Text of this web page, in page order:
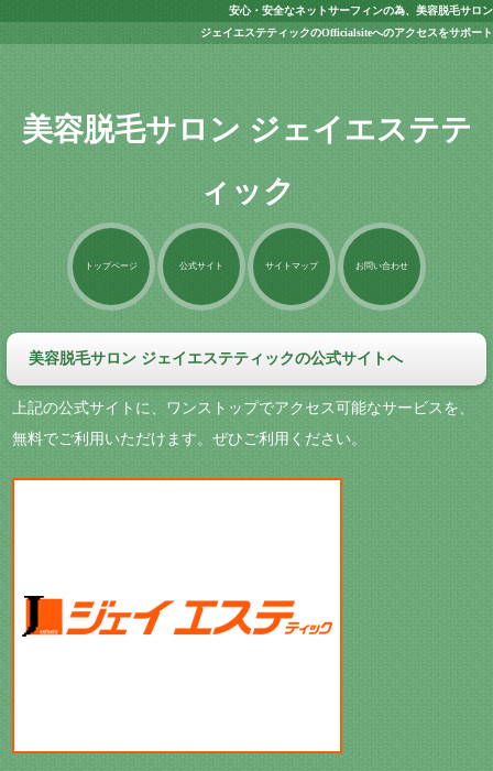
安心・安全なネットサーフィンの為、美容脱毛サロン
ジェイエステティックのOfficialsiteへのアクセスをサポート
美容脱毛サロン ジェイエステテ
ィック
トップページ 公式サイト サイトマップ お問い合わせ
美容脱毛サロン ジェイエステティックの公式サイトへ
上記の公式サイトに、ワンストップでアクセス可能なサービスを、
無料でご利用いただけます。ぜひご利用ください。